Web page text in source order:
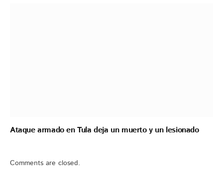
Ataque armado en Tula deja un muerto y un lesionado
Comments are closed.